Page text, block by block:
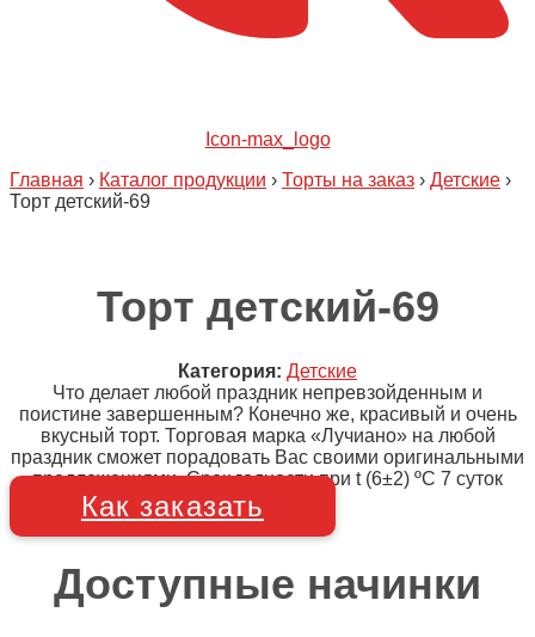
Icon-max_logo
Главная › Каталог продукции › Торты на заказ › Детские ›
Торт детский-69
Торт детский-69
Категория: Детские
Что делает любой праздник непревзойденным и
поистине завершенным? Конечно же, красивый и очень
вкусный торт. Торговая марка «Лучиано» на любой
праздник сможет порадовать Вас своими оригинальными
предложениями. Срок годности при t (6±2) ºC 7 суток
Как заказать
Доступные начинки